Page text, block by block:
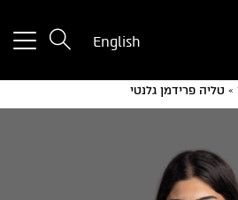
English
» טליה פרידמן גלנטי